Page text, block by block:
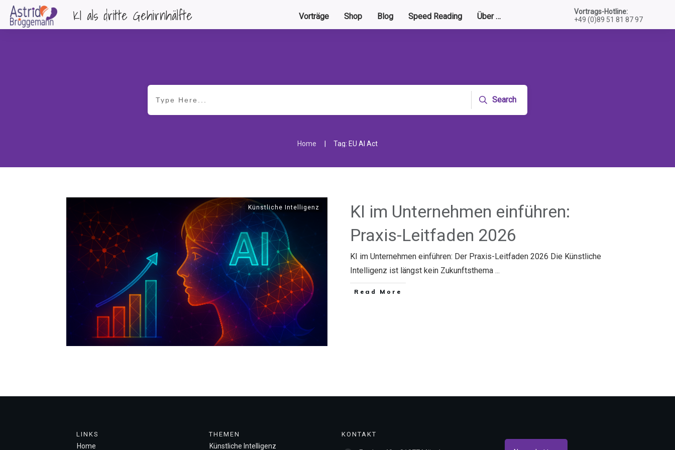
KI als dritte Gehirnhälfte Vorträge Shop Blog Speed Reading Über …
Vortrags-Hotline:
+49 (0)89 51 81 87 97
Search
Home | Tag: EU AI Act
Künstliche Intelligenz
KI im Unternehmen einführen:
Praxis-Leitfaden 2026
KI im Unternehmen einführen: Der Praxis-Leitfaden 2026 Die Künstliche
Intelligenz ist längst kein Zukunftsthema ...
​Read More
LINKS
Home
THEMEN
Künstliche Intelligenz
KONTAKT